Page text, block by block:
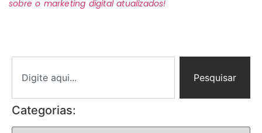
sobre o marketing digital atualizados!
Pesquisar
Categorias: